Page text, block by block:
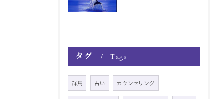
タグ Tags
群馬 占い カウンセリング